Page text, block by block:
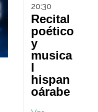
20:30
Recital
poético
y
musica
l
hispan
oárabe